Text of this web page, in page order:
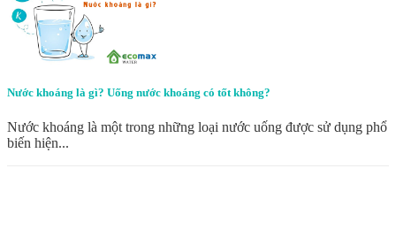
Nước khoáng là gì? Uống nước khoáng có tốt không?
Nước khoáng là một trong những loại nước uống được sử dụng phổ
biến hiện...